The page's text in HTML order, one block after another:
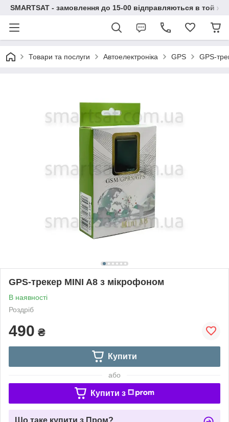
SMARTSAT - замовлення до 15-00 відправляються в той же
Товари та послуги Автоелектроніка GPS GPS-
GPS-трекер MINI A8 з мікрофоном
В наявності
Роздріб
490 ₴
Купити
або
Купити з
Що таке купити з Пром?